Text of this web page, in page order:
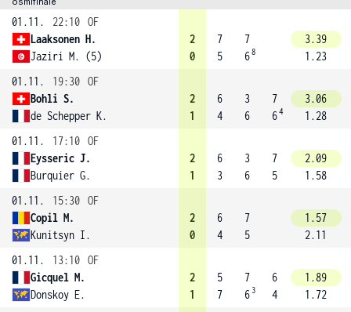
01.11. 22:10 OF
Laaksonen H.
Jaziri M. (5)
2
0
7
5
7
68
3.39
1.23
01.11.
19:30 OF
Bohli S.
de Schepper K.
2
1
6
4
3
6
7
64
3.06
1.28
01.11.
17:10 OF
Eysseric J.
Burquier G.
2
1
6
3
3
6
7
5
2.09
1.58
01.11.
15:30 OF
Copil M.
Kunitsyn I.
2
0
6
4
7
5
1.57
2.11
01.11.
13:10 OF
Gicquel M.
Donskoy E.
2
1
5
7
7
6 3
6
4
1.89
1.72